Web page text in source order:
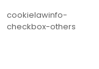
cookielawinfo-
checkbox-others